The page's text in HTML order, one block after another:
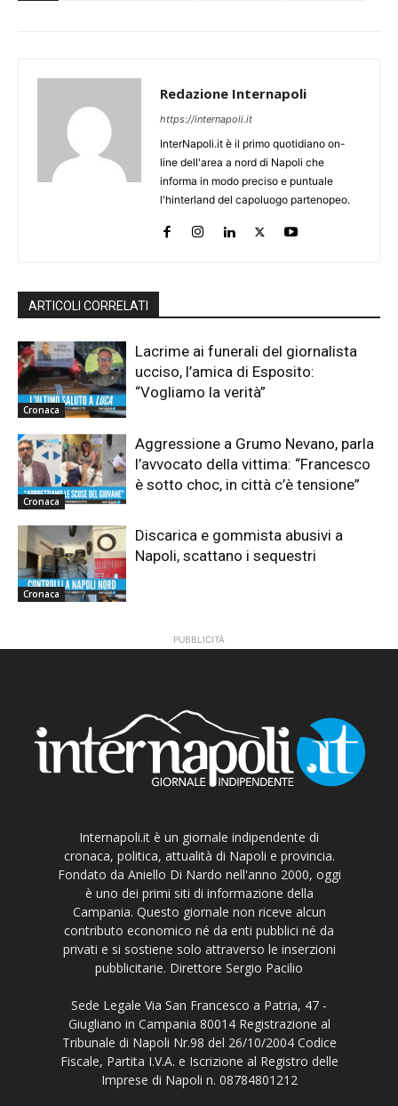
Redazione Internapoli
https://internapoli.it
InterNapoli.it è il primo quotidiano on-
line dell'area a nord di Napoli che
informa in modo preciso e puntuale
l'hinterland del capoluogo partenopeo.
ARTICOLI CORRELATI
Cronaca
Lacrime ai funerali del giornalista
ucciso, l’amica di Esposito:
“Vogliamo la verità”
Cronaca
Aggressione a Grumo Nevano, parla
l’avvocato della vittima: “Francesco
è sotto choc, in città c’è tensione”
Cronaca
Discarica e gommista abusivi a
Napoli, scattano i sequestri
PUBBLICITÀ
Internapoli.it è un giornale indipendente di
cronaca, politica, attualità di Napoli e provincia.
Fondato da Aniello Di Nardo nell'anno 2000, oggi
è uno dei primi siti di informazione della
Campania. Questo giornale non riceve alcun
contributo economico né da enti pubblici né da
privati e si sostiene solo attraverso le inserzioni
pubblicitarie. Direttore Sergio Pacilio
Sede Legale Via San Francesco a Patria, 47 -
Giugliano in Campania 80014 Registrazione al
Tribunale di Napoli Nr.98 del 26/10/2004 Codice
Fiscale, Partita I.V.A. e Iscrizione al Registro delle
Imprese di Napoli n. 08784801212